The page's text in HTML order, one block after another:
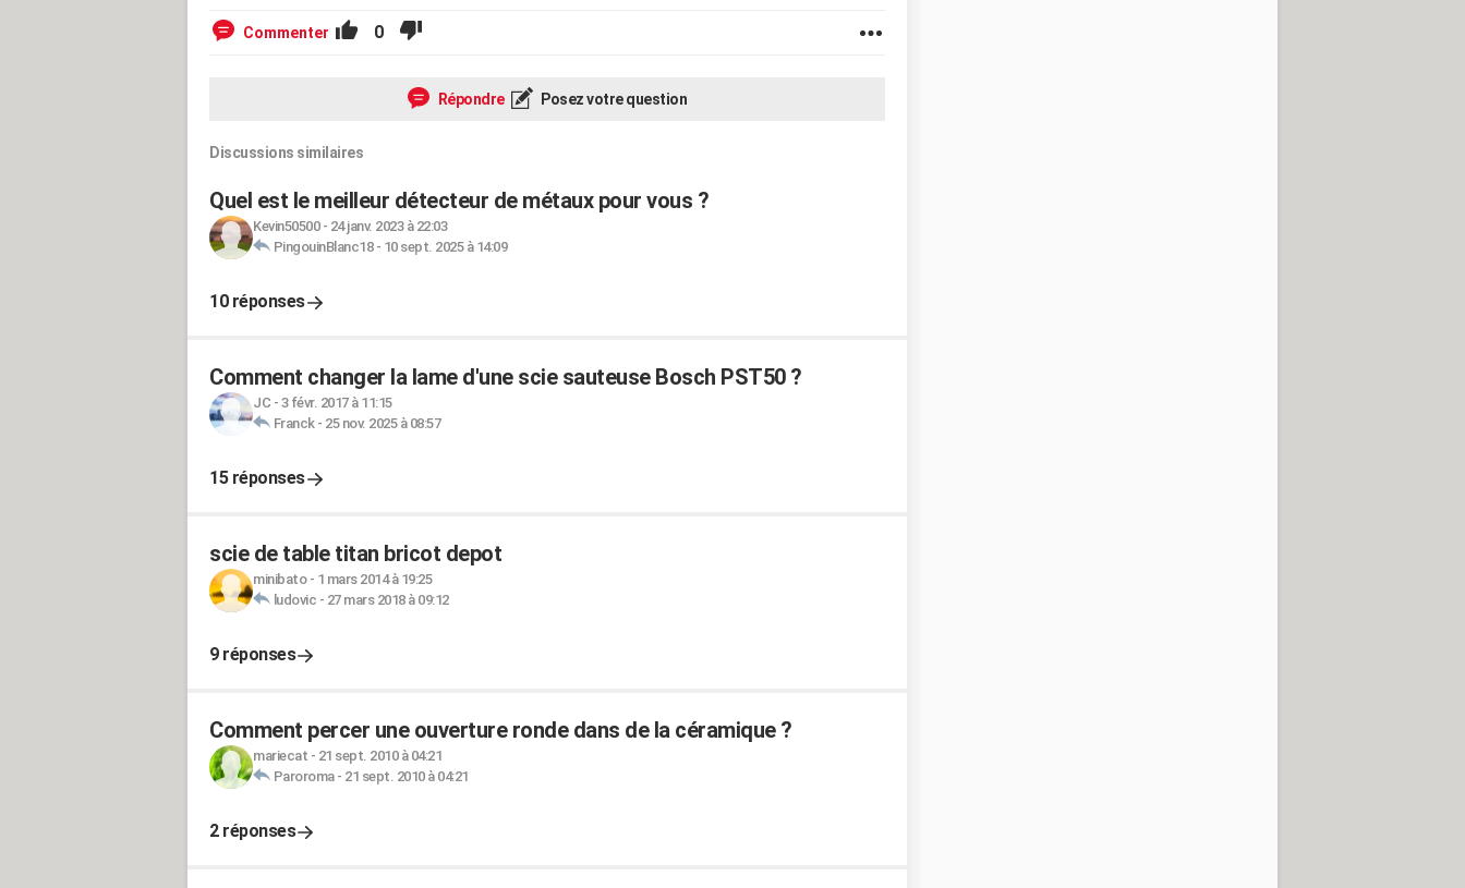
Commenter 0
Répondre Posez votre question
Discussions similaires
Quel est le meilleur détecteur de métaux pour vous ?
Kevin50500- 24 janv. 2023 à 22:03
PingouinBlanc18- 10 sept. 2025 à 14:09
10 réponses
Comment changer la lame d'une scie sauteuse Bosch PST50 ?
JC - 3 févr. 2017 à 11:15
Franck- 25 nov. 2025 à 08:57
15 réponses
scie de table titan bricot depot
minibato- 1 mars 2014 à 19:25
ludovic - 27 mars 2018 à 09:12
9 réponses
Comment percer une ouverture ronde dans de la céramique ?
mariecat - 21 sept. 2010 à 04:21
Paroroma- 21 sept. 2010 à 04:21
2 réponses